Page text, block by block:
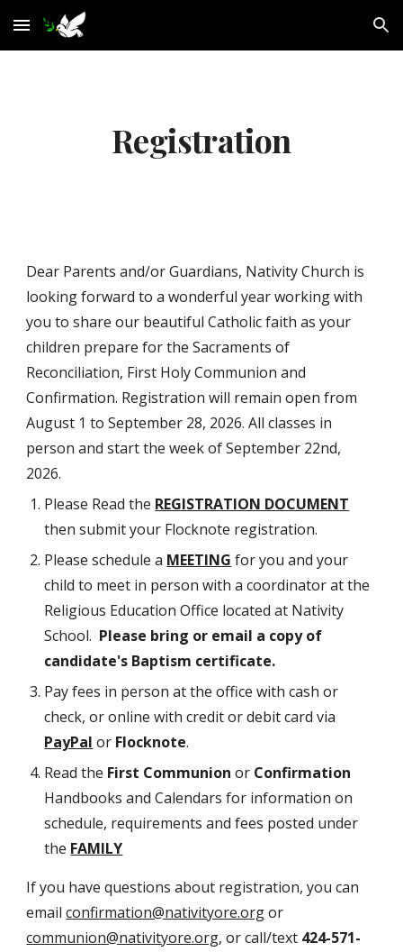
Skip to main content Skip to navigation
Registration
Dear Parents and/or Guardians, Nativity Church is
looking forward to a wonderful year working with
you to share our beautiful Catholic faithasyour
children prepare for the Sacraments of
Reconciliation, First Holy Communion and
Confirmation. Registration will remain open from
August 1 to September 28, 2026. All classes in
person and start the week of September 22nd,
2026.
Please Read the REGISTRATION DOCUMENT
then submit your Flocknote registration.
Please schedule a MEETING for you and your
child to meet in person with a coordinatorat the
Religious Education Office located at Nativity
School. Please bring or email a copy of
candidate's Baptism certificate.
Pay fees in person at the office with cash or
check, or online with credit or debit card via
PayPal or Flocknote.
Read the First Communion or Confirmation
Handbooks and Calendars for information on
schedule, requirements and fees posted under
the FAMILY
If you have questions about registration, you can
email confirmation@nativityore.orgor
communion@nativityore.org, or call/text 424-571-